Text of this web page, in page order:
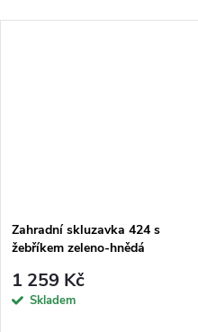
Zahradní skluzavka 424 s
žebříkem zeleno-hnědá
1 259 Kč
Skladem